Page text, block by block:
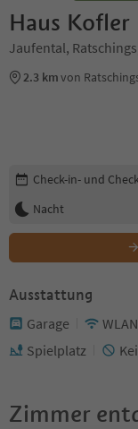
Haus Kofler
Jaufental,
2.3 kmvon
Buchungsdetails
Check-in- und
Nacht
Ausstattung
Garage WLAN
Spielplatz
Zimmer